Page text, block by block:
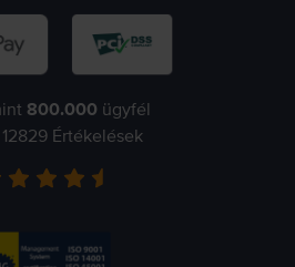
800.000 ügyfél
12829 Értékelések